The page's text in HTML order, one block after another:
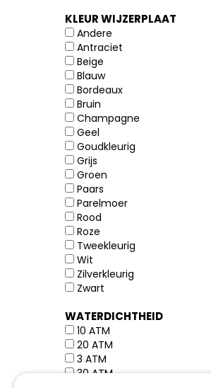
KLEUR WIJZERPLAAT
Andere
Antraciet
Beige
Blauw
Bordeaux
Bruin
Champagne
Geel
Goudkleurig
Grijs
Groen
Paars
Parelmoer
Rood
Roze
Tweekleurig
Wit
Zilverkleurig
Zwart
WATERDICHTHEID
10 ATM
20 ATM
3 ATM
30 ATM